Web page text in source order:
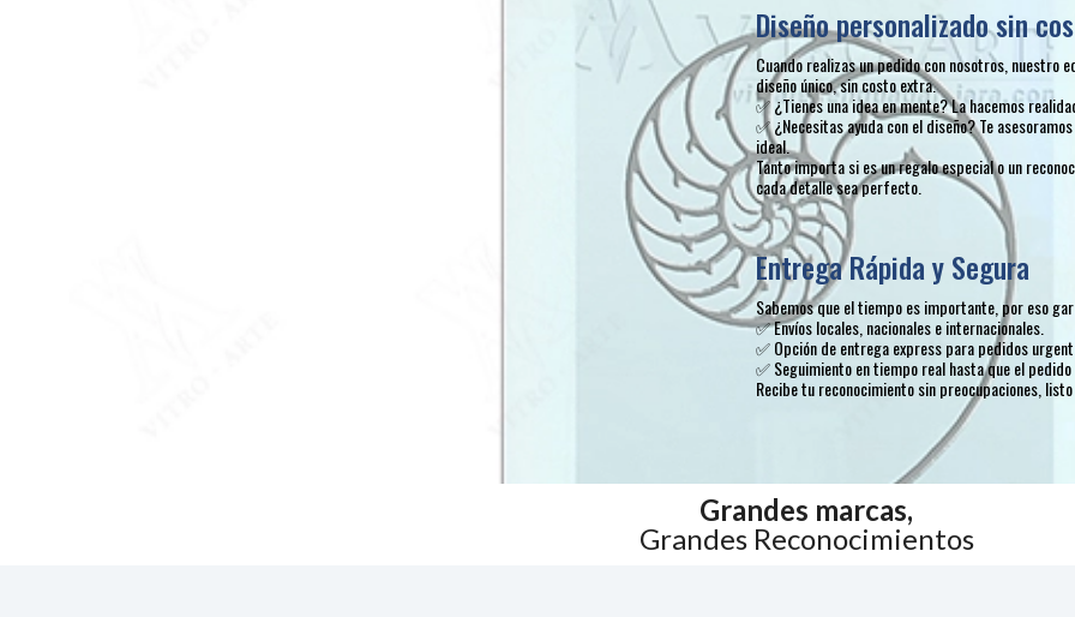
Diseño personalizado sin
Cuando realizas un pedido con nosotros, nuestro
diseño único, sin costo extra.
✅ ¿Tienes una idea en mente? La hacemos
✅ ¿Necesitas ayuda con el diseño? Te
ideal.
Tanto importa si es un regalo especial o un
cada detalle sea perfecto.
Entrega Rápida y Segura
Sabemos que el tiempo es importante, por eso
✅ Envíos locales, nacionales e internacionales.
✅ Opción de entrega express para pedidos
✅ Seguimiento en tiempo real hasta que el
Recibe tu reconocimiento sin preocupaciones,
Grandes marcas,
Grandes Reconocimientos